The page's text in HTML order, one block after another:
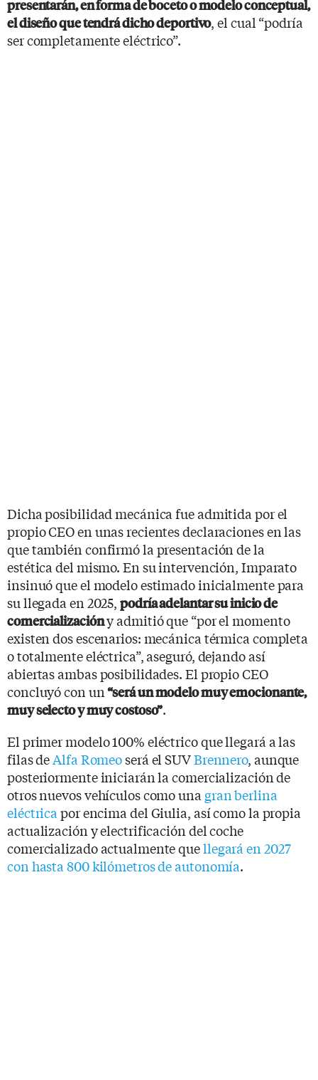
presentarán, en forma de boceto o modelo conceptual,
el diseño que tendrá dicho deportivo, el cual “podría
ser completamente eléctrico”.
Dicha posibilidad mecánica fue admitida por el
propio CEO en unas recientes declaraciones en las
que también confirmó la presentación de la
estética del mismo. En su intervención, Imparato
insinuó que el modelo estimado inicialmente para
su llegada en 2025, podría adelantar su inicio de
comercializacióny admitió que “por el momento
existen dos escenarios: mecánica térmica completa
o totalmente eléctrica”, aseguró, dejando así
abiertas ambas posibilidades. El propio CEO
concluyó con un“será un modelo muy emocionante,
muy selecto y muy costoso”.
El primer modelo 100% eléctrico que llegará a las
filas deAlfa Romeoserá el SUVBrennero, aunque
posteriormente iniciarán la comercialización de
otros nuevos vehículos como una gran berlina
eléctrica por encima del Giulia, así como la propia
actualización y electrificación del coche
comercializado actualmente quellegará en 2027
con hasta 800 kilómetros de autonomía.